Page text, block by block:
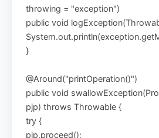
throwing = "exception")
public void
}
@Around("printOperation()")
public void
pjp) throws Throwable {
try {
pjp.proceed();